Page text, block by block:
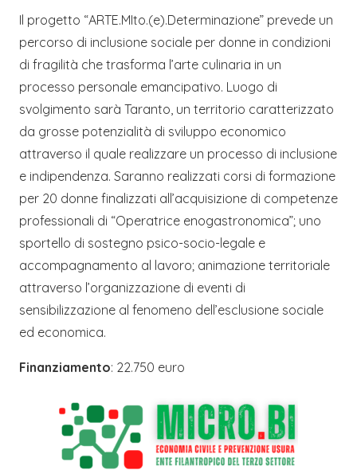
Il progetto “ARTE.MIto.(e).Determinazione” prevede un
percorso di inclusione sociale per donne in condizioni
di fragilità che trasforma l’arte culinaria in un
processo personale emancipativo. Luogo di
svolgimento sarà Taranto, un territorio caratterizzato
da grosse potenzialità di sviluppo economico
attraverso il quale realizzare un processo di inclusione
e indipendenza. Saranno realizzati corsi di formazione
per 20 donne finalizzati all’acquisizione di competenze
professionali di “Operatrice enogastronomica”; uno
sportello di sostegno psico-socio-legale e
accompagnamento al lavoro; animazione territoriale
attraverso l’organizzazione di eventi di
sensibilizzazione al fenomeno dell’esclusione sociale
ed economica.
Finanziamento: 22.750 euro